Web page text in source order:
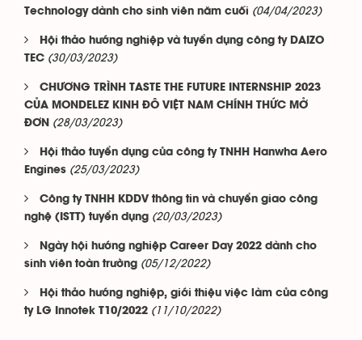
Technology dành cho sinh viên năm cuối (04/04/2023)
Hội thảo hướng nghiệp và tuyển dụng công ty DAIZO
TEC (30/03/2023)
CHƯƠNG TRÌNH TASTE THE FUTURE INTERNSHIP 2023
CỦA MONDELEZ KINH ĐÔ VIỆT NAM CHÍNH THỨC MỞ
ĐƠN
(28/03/2023)
Hội thảo tuyển dụng của công ty TNHH Hanwha Aero
Engines (25/03/2023)
Công ty TNHH KDDV thông tin và chuyển giao công
nghệ (ISTT) tuyển dụng (20/03/2023)
Ngày hội hướng nghiệp Career Day 2022 dành cho
sinh viên toàn trường (05/12/2022)
Hội thảo hướng nghiệp, giới thiệu việc làm của công
ty LG Innotek T10/2022 (11/10/2022)